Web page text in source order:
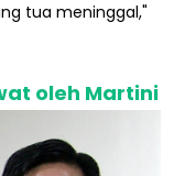
tua meninggal,"
oleh Martini